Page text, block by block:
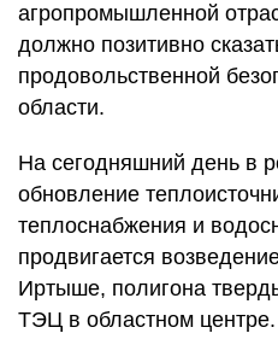
агропромышленной
должно позитивно
продовольственной
области.
На сегодняшний день в
обновление
теплоснабжения и
продвигается
Иртыше, полигона
ТЭЦ в областном